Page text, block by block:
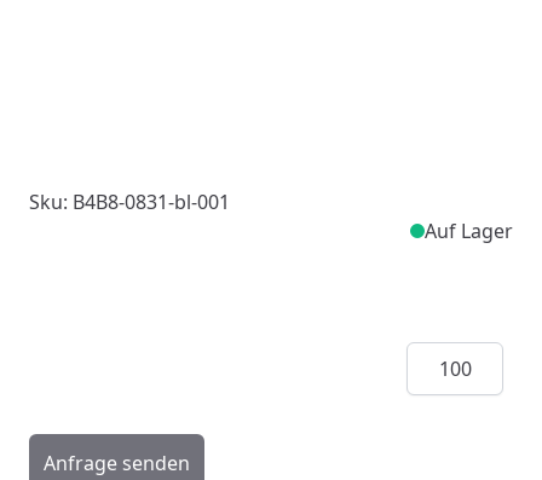
Sku: B4B8-0831-bl-001
Auf Lager
Menge
Anfrage senden